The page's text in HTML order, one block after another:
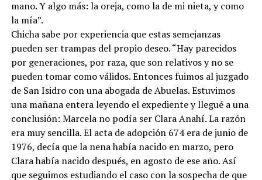
mano. Y algo más: la oreja, como la de mi nieta, y como
la mía”.
Chicha sabe por experiencia que estas semejanzas
pueden ser trampas del propio deseo. “Hay parecidos
por generaciones, por raza, que son relativos y no se
pueden tomar como válidos. Entonces fuimos al juzgado
de San Isidro con una abogada de Abuelas. Estuvimos
una mañana entera leyendo el expediente y llegué a una
conclusión: Marcela no podía ser Clara Anahí. La razón
era muy sencilla. El acta de adopción 674 era de junio de
1976, decía que la nena había nacido en marzo, pero
Clara había nacido después, en agosto de ese año. Así
que seguimos estudiando el caso con la sospecha de que